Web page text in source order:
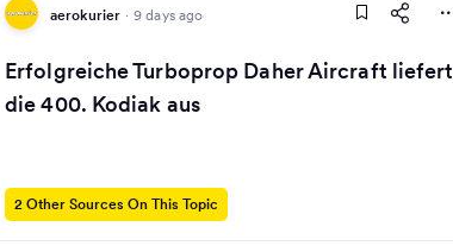
aerokurier · 9 days ago
Erfolgreiche Turboprop Daher Aircraft liefert
die 400. Kodiak aus
2 Other Sources On This Topic